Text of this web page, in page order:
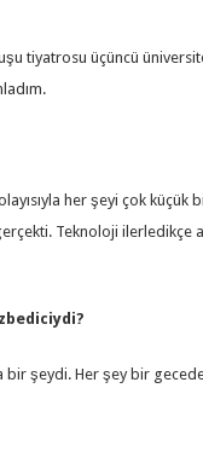
tiyatrosu üçüncü
her şeyi çok küçük
Teknoloji ilerledikçe
bir şeydi. Her şey bir